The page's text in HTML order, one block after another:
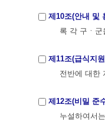
제10조(안내 및
록 각 구ㆍ
제11조(급식지
전반에 대한
제12조(비밀 준
누설하여서